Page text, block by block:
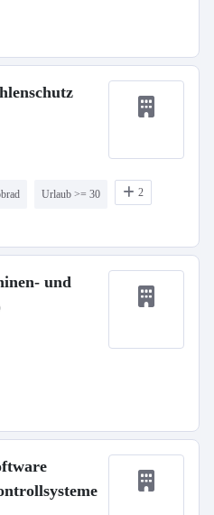
Urlaub >= 30 2
und